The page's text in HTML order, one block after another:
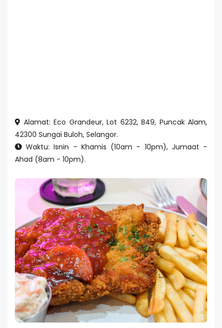
Alamat: Eco Grandeur, Lot 6232, B49, Puncak Alam,
42300 Sungai Buloh, Selangor.
Waktu: Isnin - Khamis (10am - 10pm), Jumaat -
Ahad (8am - 10pm).